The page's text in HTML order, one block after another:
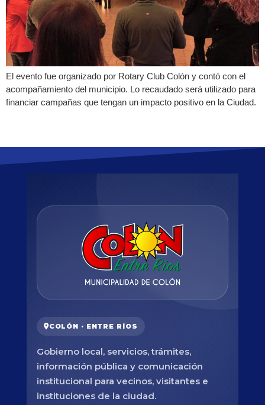
El evento fue organizado por Rotary Club Colón y contó con el
acompañamiento del municipio. Lo recaudado será utilizado para
financiar campañas que tengan un impacto positivo en la Ciudad.
COLÓN · ENTRE RÍOS
Gobierno local, servicios, trámites,
información pública y comunicación
institucional para vecinos, visitantes e
instituciones de la ciudad.